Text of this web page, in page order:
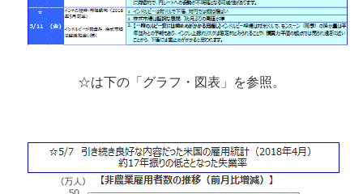
☆は下の「グラフ・図表」を参照。